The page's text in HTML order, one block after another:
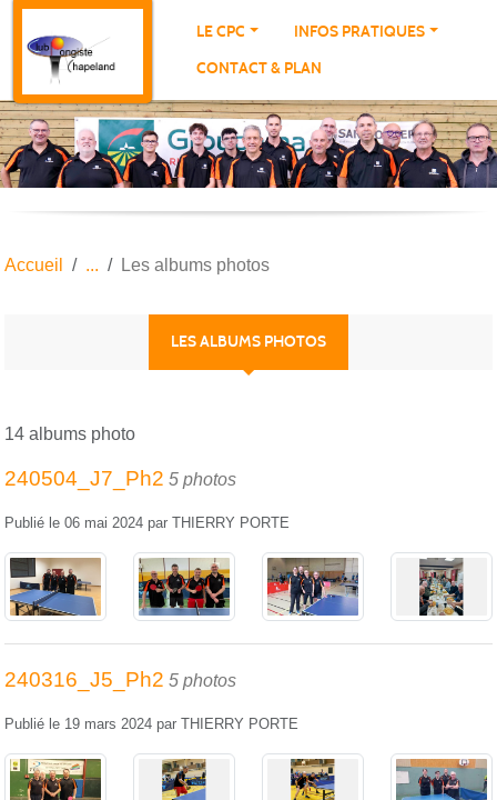
LE CPC
INFOS PRATIQUES
CONTACT & PLAN
Accueil Les albums photos
LES ALBUMS PHOTOS
14 albums photo
240504_J7_Ph2 5 photos
Publié le 06 mai 2024 par THIERRY PORTE
240316_J5_Ph2 5 photos
Publié le 19 mars 2024 par THIERRY PORTE
Panneau de gestion des cookies